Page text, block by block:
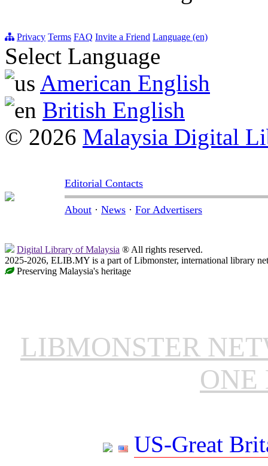
Privacy Terms FAQ Invite a Friend Language (en)
Select Language
American English
British English
© 2026 Malaysia Digital
Editorial Contacts
About · News · For Advertisers
Digital Library of Malaysia ® All rights reserved.
2025-2026, ELIB.MY is a part of Libmonster, international library
Preserving Malaysia's heritage
LIBMONSTER
ONE
US-Great